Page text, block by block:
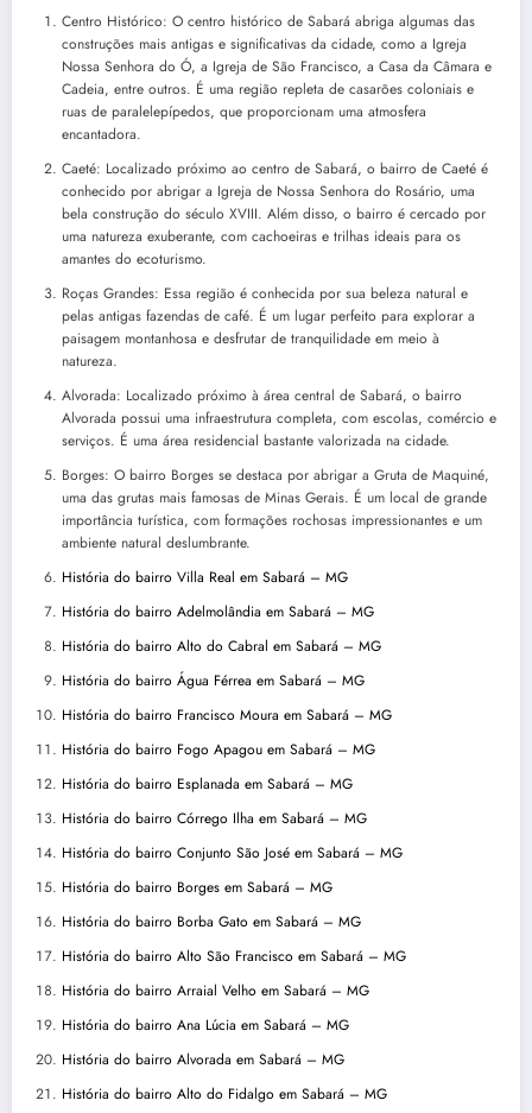
Centro Histórico: O centro histórico de Sabará abriga algumas das
construções mais antigas e significativas da cidade, como a Igreja
Nossa Senhora do Ó, a Igreja de São Francisco, a Casa da Câmara e
Cadeia, entre outros. É uma região repleta de casarões coloniais e
ruas de paralelepípedos, que proporcionam uma atmosfera
encantadora.
Caeté: Localizado próximo ao centro de Sabará, o bairro de Caeté é
conhecido por abrigar a Igreja de Nossa Senhora do Rosário, uma
bela construção do século XVIII. Além disso, o bairro é cercado por
uma natureza exuberante, com cachoeiras e trilhas ideais para os
amantes do ecoturismo.
Roças Grandes: Essa região é conhecida por sua beleza natural e
pelas antigas fazendas de café. É um lugar perfeito para explorar a
paisagem montanhosa e desfrutar de tranquilidade em meio à
natureza.
Alvorada: Localizado próximo à área central de Sabará, o bairro
Alvorada possui uma infraestrutura completa, com escolas, comércio e
serviços. É uma área residencial bastante valorizada na cidade.
Borges: O bairro Borges se destaca por abrigar a Gruta de Maquiné,
uma das grutas mais famosas de Minas Gerais. É um local de grande
importância turística, com formações rochosas impressionantes e um
ambiente natural deslumbrante.
História do bairro Villa Real em Sabará – MG
História do bairro Adelmolândia em Sabará – MG
História do bairro Alto do Cabral em Sabará – MG
História do bairro Água Férrea em Sabará – MG
História do bairro Francisco Moura em Sabará – MG
História do bairro Fogo Apagou em Sabará – MG
História do bairro Esplanada em Sabará – MG
História do bairro Córrego Ilha em Sabará – MG
História do bairro Conjunto São José em Sabará – MG
História do bairro Borges em Sabará – MG
História do bairro Borba Gato em Sabará – MG
História do bairro Alto São Francisco em Sabará – MG
História do bairro Arraial Velho em Sabará – MG
História do bairro Ana Lúcia em Sabará – MG
História do bairro Alvorada em Sabará – MG
História do bairro Alto do Fidalgo em Sabará – MG